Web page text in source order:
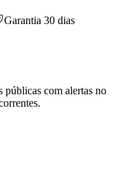
Garantia 30 dias
públicas com alertas no